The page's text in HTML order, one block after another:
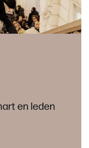
en leden